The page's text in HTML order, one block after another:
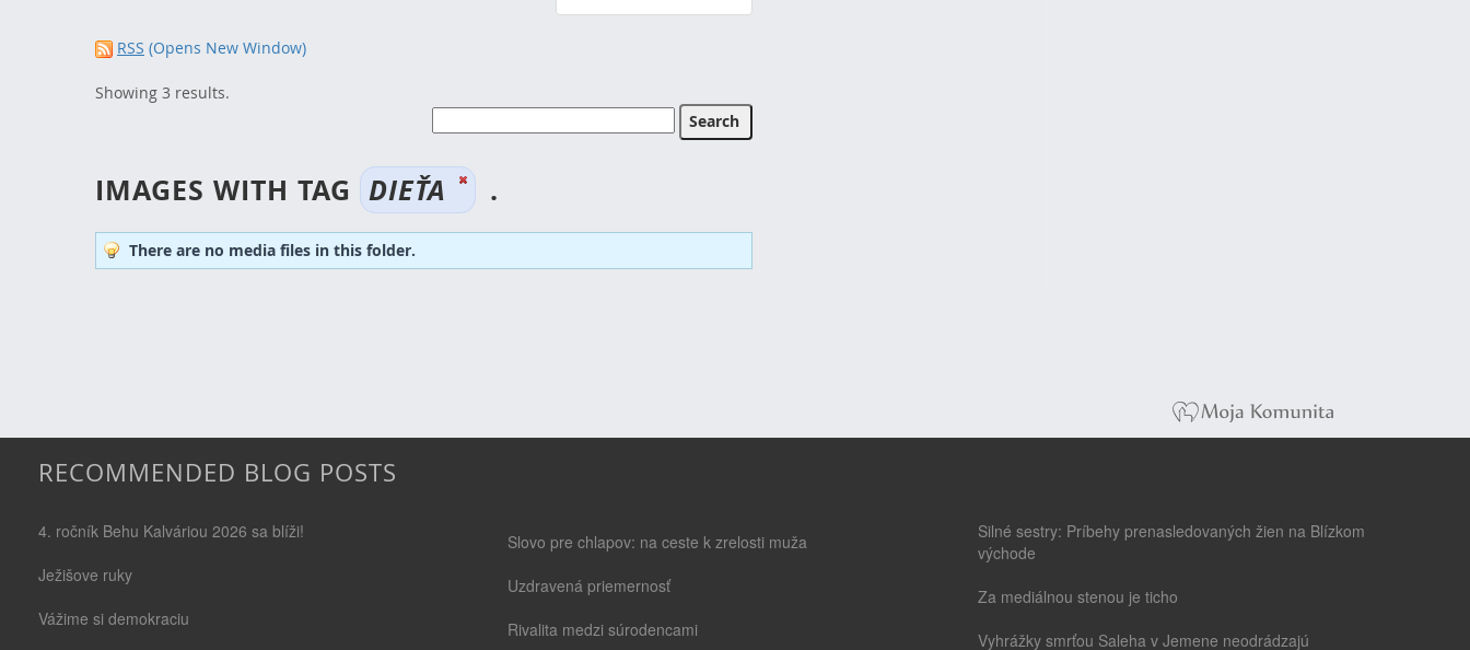
RSS (Opens New Window)
Showing 3 results.
IMAGES WITH TAG DIEŤA .
There are no media files in this folder.
RECOMMENDED BLOG POSTS
4. ročník Behu Kalváriou 2026 sa blíži!
Ježišove ruky
Vážime si demokraciu
Slovo pre chlapov: na ceste k zrelosti muža
Uzdravená priemernosť
Rivalita medzi súrodencami
Silné sestry: Príbehy prenasledovaných žien na Blízkom
východe
Za mediálnou stenou je ticho
Vyhrážky smrťou Saleha v Jemene neodrádzajú